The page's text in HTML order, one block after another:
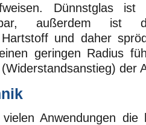
Dünnstglas
außerdem ist
und daher
geringen Radius
der
Anwendungen die